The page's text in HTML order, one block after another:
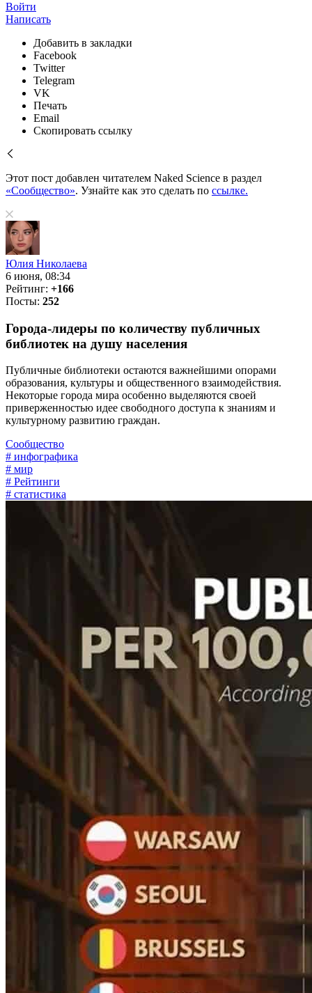
Войти
Написать
Добавить в закладки
Facebook
Twitter
Telegram
VK
Печать
Email
Скопировать ссылку
Этот пост добавлен читателем Naked Science в раздел
«Сообщество». Узнайте как это сделать по ссылке.
Юлия Николаева
6 июня, 08:34
Рейтинг: +166
Посты: 252
Города-лидеры по количеству публичных
библиотек на душу населения
Публичные библиотеки остаются важнейшими опорами
образования, культуры и общественного взаимодействия.
Некоторые города мира особенно выделяются своей
приверженностью идее свободного доступа к знаниям и
культурному развитию граждан.
Сообщество
# инфографика
# мир
# Рейтинги
# статистика